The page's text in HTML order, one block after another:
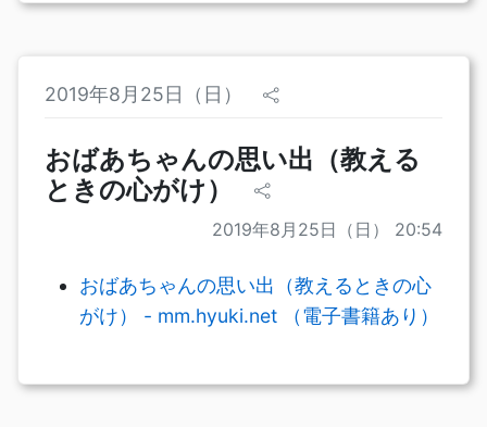
2019年8月25日（日）
おばあちゃんの思い出（教える
ときの心がけ）
2019年8月25日（日） 20:54
おばあちゃんの思い出（教えるときの心
がけ） - mm.hyuki.net （電子書籍あり）